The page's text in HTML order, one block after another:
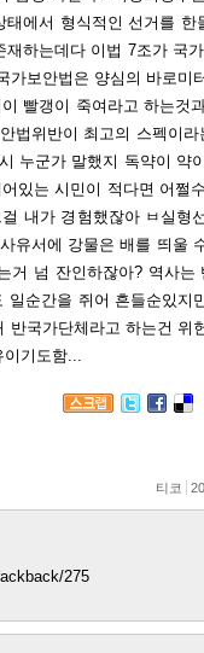
에서 형식적인 선거를
하는데다 이법 7조가 국
가보안법은 양심의 바로미
빨갱이 죽여라고 하는것
법위반이 최고의 스펙이
누군가 말했지 독약이 약
있는 시민이 적다면 어쩔
내가 경험했잖아 ㅂ실형
유서에 강물은 배를 띄울
거 넘 잔인하잖아? 역사
일순간을 쥐어 흔들순있
반국가단체라고 하는건 위
이기도함...
티코
275